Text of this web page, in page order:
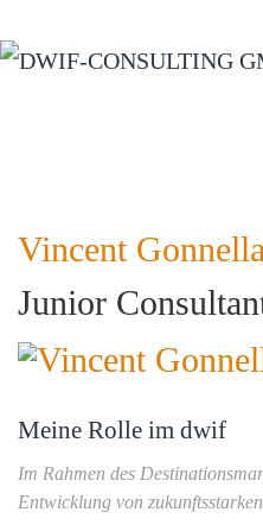
Zum Hauptinhalt springen
Vincent Gonnella
Junior
Meine Rolle im dwif
Im Rahmen des
Entwicklung von